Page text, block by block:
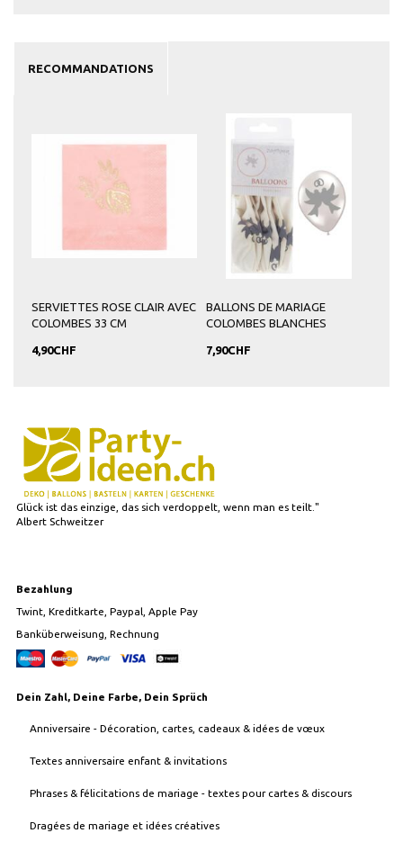
RECOMMANDATIONS
SERVIETTES ROSE CLAIR AVEC
COLOMBES 33 CM
4,90CHF
BALLONS DE MARIAGE
COLOMBES BLANCHES
7,90CHF
Glück ist das einzige, das sich verdoppelt, wenn man es teilt."
Albert Schweitzer
Bezahlung
Twint, Kreditkarte, Paypal, Apple Pay
Banküberweisung, Rechnung
Dein Zahl, Deine Farbe, Dein Sprüch
Anniversaire - Décoration, cartes, cadeaux & idées de vœux
Textes anniversaire enfant & invitations
Phrases & félicitations de mariage - textes pour cartes & discours
Dragées de mariage et idées créatives